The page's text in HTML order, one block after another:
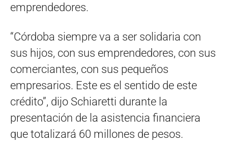
emprendedores.
“Córdoba siempre va a ser solidaria con
sus hijos, con sus emprendedores, con sus
comerciantes, con sus pequeños
empresarios. Este es el sentido de este
crédito”, dijo Schiaretti durante la
presentación de la asistencia financiera
que totalizará 60 millones de pesos.